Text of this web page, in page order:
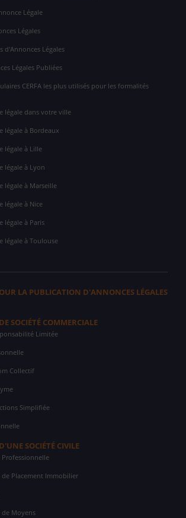
Légale
Légales
d'Annonces Légales
Légales Publiées
CERFA les plus utilisés pour les formalités
légale dans votre ville
légale à Bordeaux
légale à Lille
légale à Lyon
légale à Marseille
légale à Nice
légale à Paris
légale à Toulouse
LA PUBLICATION D'ANNONCES LÉGALES
SOCIÉTÉ COMMERCIALE
Limitée
Collectif
Simplifiée
SOCIÉTÉ CIVILE
Professionnelle
de Placement Immobilier
de Moyens